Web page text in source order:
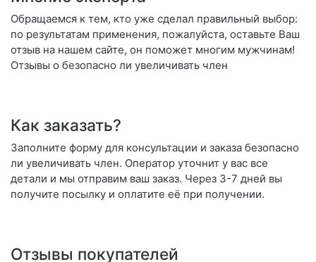
Обращаемся к тем, кто уже сделал правильный выбор:
по результатам применения, пожалуйста, оставьте Ваш
отзыв на нашем сайте, он поможет многим мужчинам!
Отзывы о безопасно ли увеличивать член
Как заказать?
Заполните форму для консультации и заказа безопасно
ли увеличивать член. Оператор уточнит у вас все
детали и мы отправим ваш заказ. Через 3-7 дней вы
получите посылку и оплатите её при получении.
Отзывы покупателей